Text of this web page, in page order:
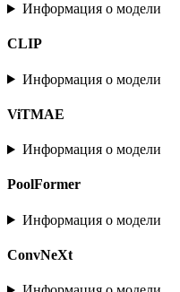
Информация о модели
CLIP
Информация о модели
ViTMAE
Информация о модели
PoolFormer
Информация о модели
ConvNeXt